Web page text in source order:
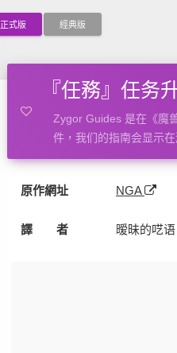
正式版 經典版
『任務』任务
Zygor Guides 是在《魔
件，我们的指南会显示
原作網址 NGA
譯 者 暧昧的呓语